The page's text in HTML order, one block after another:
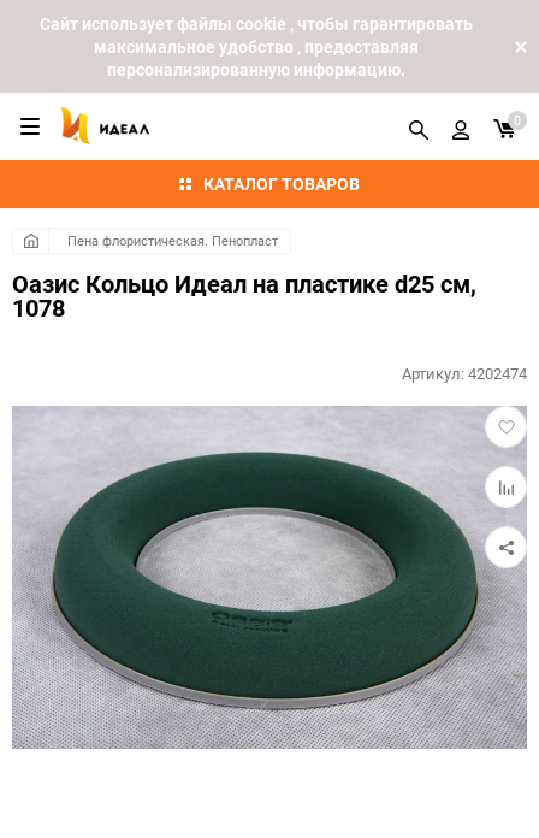
Cайт использует файлы cookie , чтобы гарантировать
максимальное удобство , предоставляя
персонализированную информацию.
КАТАЛОГ ТОВАРОВ
0
Пена флористическая. Пенопласт
Оазис Кольцо Идеал на пластике d25 см,
1078
в
к
Артикул:4202474